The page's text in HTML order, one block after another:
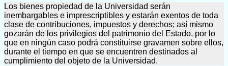
Los bienes propiedad de la Universidad serán
inembargables e imprescriptibles y estarán exentos de toda
clase de contribuciones, impuestos y derechos; así mismo
gozarán de los privilegios del patrimonio del Estado, por lo
que en ningún caso podrá constituirse gravamen sobre ellos,
durante el tiempo en que se encuentren destinados al
cumplimiento del objeto de la Universidad.